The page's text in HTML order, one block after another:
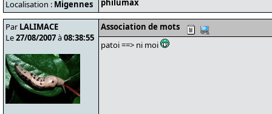
Localisation : Migennes philumax
Par LALIMACE
Le27/08/2007à08:38:55
Association de mots
patoi ==> ni moi